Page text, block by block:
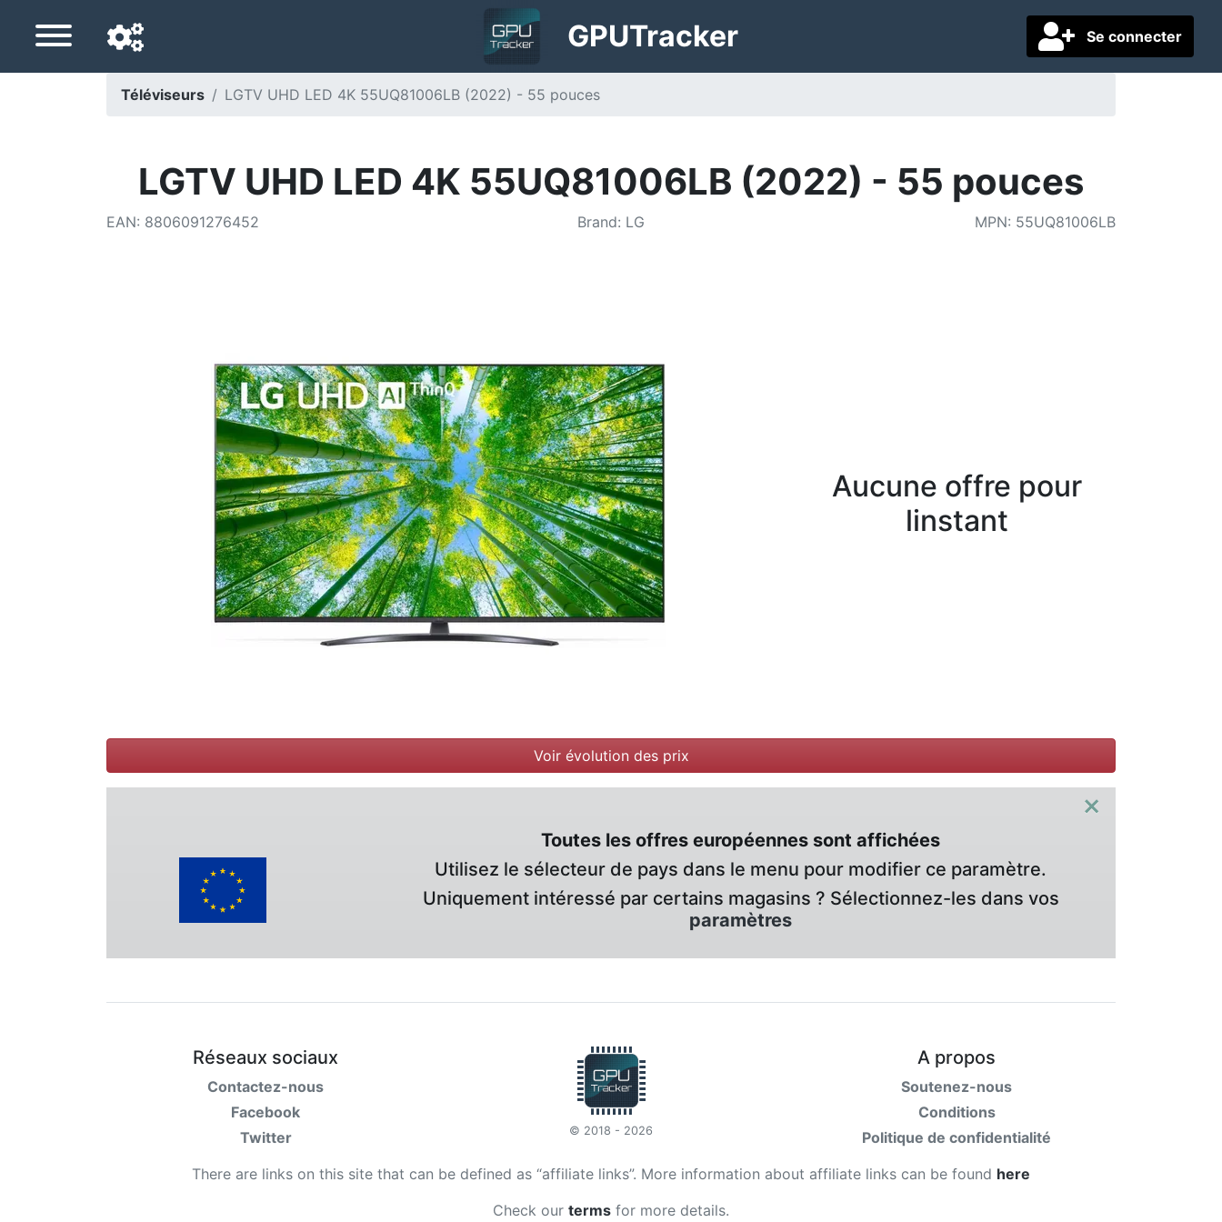
Se connecter
GPUTracker
Pays de livraison
Téléviseurs LGTV UHD LED 4K 55UQ81006LB (2022) - 55 pouces
LGTV UHD LED 4K 55UQ81006LB (2022) - 55 pouces
EAN: 8806091276452 Brand: LG MPN: 55UQ81006LB
Aucune offre pour
linstant
Voir évolution des prix
×
Toutes les offres européennes sont affichées
Utilisez le sélecteur de pays dans le menu pour modifier ce paramètre.
Uniquement intéressé par certains magasins ? Sélectionnez-les dans vos
paramètres
Réseaux sociaux
Contactez-nous
Facebook
Twitter
© 2018 - 2026
A propos
Soutenez-nous
Conditions
Politique de confidentialité
There are links on this site that can be defined as “affiliate links”. More information about affiliate links can be found here
Check our terms for more details.